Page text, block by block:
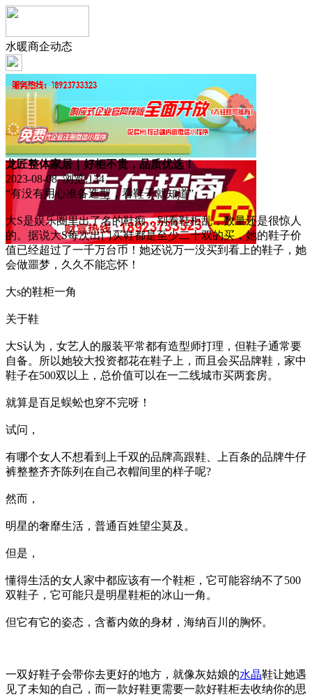
水暖商企动态
龙匠整体家居｜好柜不贵，品质优选！
2023-08-08 浏览:134
“有没有用心准备造型，看鞋子就知道”。
大S是娱乐圈里出了名的鞋痴，别看鞋柜乱，数量还是很惊人
的。据说大S每次出门买鞋都是至少二十双的买，她的鞋子价
值已经超过了一千万台币！她还说万一没买到看上的鞋子，她
会做噩梦，久久不能忘怀！
大s的鞋柜一角
关于鞋
大S认为，女艺人的服装平常都有造型师打理，但鞋子通常要
自备。所以她较大投资都花在鞋子上，而且会买品牌鞋，家中
鞋子在500双以上，总价值可以在一二线城市买两套房。
就算是百足蜈蚣也穿不完呀！
试问，
有哪个女人不想看到上千双的品牌高跟鞋、上百条的品牌牛仔
裤整整齐齐陈列在自己衣帽间里的样子呢?
然而，
明星的奢靡生活，普通百姓望尘莫及。
但是，
懂得生活的女人家中都应该有一个鞋柜，它可能容纳不了500
双鞋子，它可能只是明星鞋柜的冰山一角。
但它有它的姿态，含蓄内敛的身材，海纳百川的胸怀。
一双好鞋子会带你去更好的地方，就像灰姑娘的水晶鞋让她遇
见了未知的自己，而一款好鞋更需要一款好鞋柜去收纳你的思